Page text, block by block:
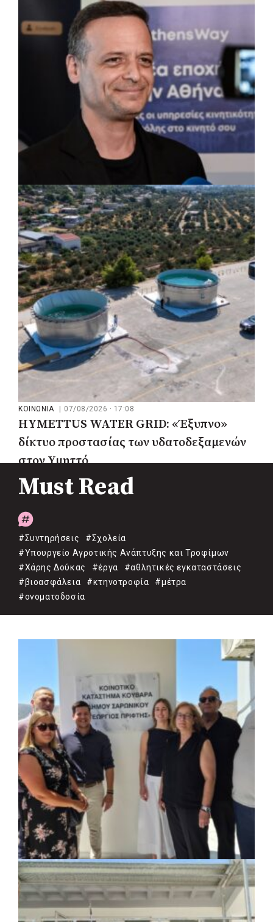
συντήρησης σε σχολεία και αθλητικές
εγκαταστάσεις
ΡΕΠΟΡΤΑΖ | 07/08/2026 · 17:27
Ο Δούκας για έργα, καθαριότητα και τη
μάχη των επόμενων εκλογών: «Η καλύτερη
μου να κατέβει ο Μπακογιάννης»
ΚΟΙΝΩΝΙΑ | 07/08/2026 · 17:08
HYMETTUS WATER GRID: «Έξυπνο»
δίκτυο προστασίας των υδατοδεξαμενών
στον Υμηττό
Must Read
#Συντηρήσεις
#Σχολεία
#Υπουργείο Αγροτικής Ανάπτυξης και Τροφίμων
#Χάρης Δούκας
#έργα
#αθλητικές εγκαταστάσεις
#βιοασφάλεια
#κτηνοτροφία
#μέτρα
#ονοματοδοσία
ΚΟΙΝΩΝΙΑ | 07/08/2026 · 18:01
Το Δημοτικό Κατάστημα Κουβαρά φέρει
πλέον το όνομα «Γεώργιος Πρίφτης»